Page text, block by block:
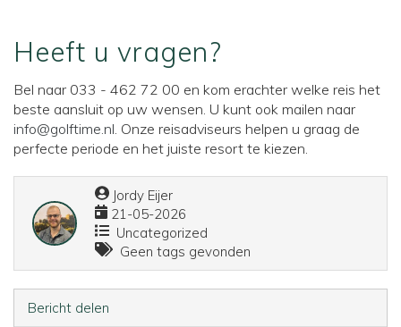
Heeft u vragen?
Bel naar 033 - 462 72 00 en kom erachter welke reis het
beste aansluit op uw wensen. U kunt ook mailen naar
info@golftime.nl . Onze reisadviseurs helpen u graag de
perfecte periode en het juiste resort te kiezen.
Jordy Eijer
21-05-2026
Uncategorized
Geen tags gevonden
Bericht delen